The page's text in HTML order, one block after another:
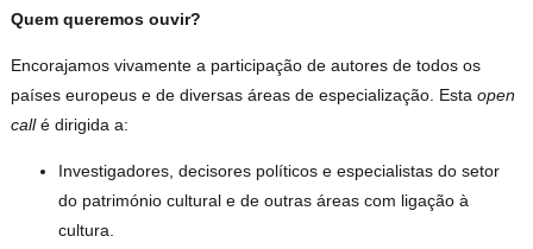
Quem queremos ouvir?
Encorajamos vivamente a participação de autores de todos os
países europeus e de diversas áreas de especialização. Estaopen
callé dirigida a:
Investigadores, decisores políticos e especialistas do setor
do património cultural e de outras áreas com ligação à
cultura.